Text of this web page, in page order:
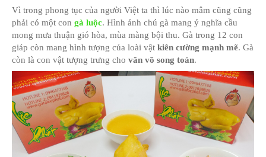
TRONG MÂM CÚNG NÊN CÚNG CON
Việc lễ nghi cúng kiến là một phong tục lâu đời của
ta. Thông thường thì một mâm cúng phải có một con
Vì trong phong tục của người Việt ta thì lúc nào mâm
phải có một con gà luộc
. Hình ảnh chú gà mang ý
mong mưa thuận gió hòa, mùa màng bội thu. Gà
giáp còn mang hình tượng của loài vậtkiên cường
còn là con vật tượng trưng cho
văn võ song toàn